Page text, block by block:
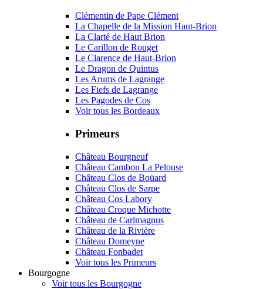
Clémentin de Pape Clément
La Chapelle de la Mission Haut-Brion
La Clarté de Haut Brion
Le Carillon de Rouget
Le Clarence de Haut-Brion
Le Dragon de Quintus
Les Arums de Lagrange
Les Fiefs de Lagrange
Les Pagodes de Cos
Voir tous les Bordeaux
Primeurs
Château Bourgneuf
Château Cambon La Pelouse
Château Clos de Boüard
Château Clos de Sarpe
Château Cos Labory
Château Croque Michotte
Château de Carlmagnus
Château de la Rivière
Château Domeyne
Château Fonbadet
Voir tous les Primeurs
Bourgogne
Voir tous les Bourgogne